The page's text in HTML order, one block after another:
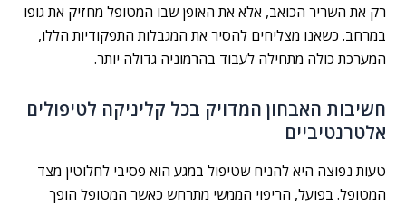
רק את השריר הכואב, אלא את האופן שבו המטופל מחזיק את גופו
במרחב. כשאנו מצליחים להסיר את המגבלות התפקודיות הללו,
המערכת כולה מתחילה לעבוד בהרמוניה גדולה יותר.
חשיבות האבחון המדויק בכל קליניקה לטיפולים
אלטרנטיביים
טעות נפוצה היא להניח שטיפול במגע הוא פסיבי לחלוטין מצד
המטופל. בפועל, הריפוי הממשי מתרחש כאשר המטופל הופך